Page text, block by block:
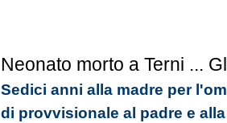
Neonato morto a Terni ...
Sedici anni alla madre per
di provvisionale al padre e